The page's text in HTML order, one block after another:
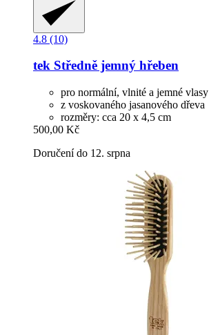
4.8 (10)
tek Středně jemný hřeben
pro normální, vlnité a jemné vlasy
z voskovaného jasanového dřeva
rozměry: cca 20 x 4,5 cm
500,00 Kč
Doručení do 12. srpna